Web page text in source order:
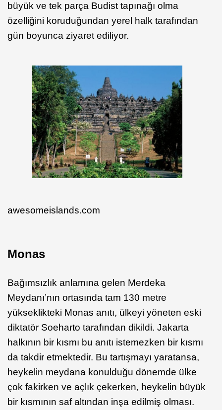
büyük ve tek parça Budist tapınağı olma
özelliğini koruduğundan yerel halk tarafından
gün boyunca ziyaret ediliyor.
awesomeislands.com
Monas
Bağımsızlık anlamına gelen Merdeka
Meydanı’nın ortasında tam 130 metre
yükseklikteki Monas anıtı, ülkeyi yöneten eski
diktatör Soeharto tarafından dikildi. Jakarta
halkının bir kısmı bu anıtı istemezken bir kısmı
da takdir etmektedir. Bu tartışmayı yaratansa,
heykelin meydana konulduğu dönemde ülke
çok fakirken ve açlık çekerken, heykelin büyük
bir kısmının saf altından inşa edilmiş olması.